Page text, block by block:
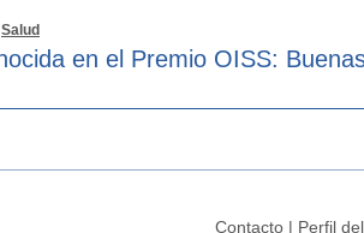
Salud
en el Premio OISS:
Contacto| Perfil